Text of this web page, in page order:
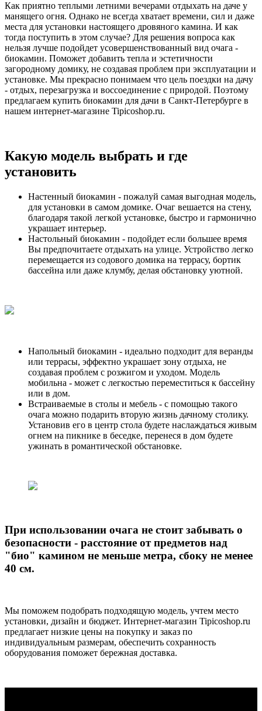
Как приятно теплыми летними вечерами отдыхать на даче у
манящего огня. Однако не всегда хватает времени, сил и даже
места для установки настоящего дровяного камина. И как
тогда поступить в этом случае? Для решения вопроса как
нельзя лучше подойдет усовершенствованный вид очага -
биокамин. Поможет добавить тепла и эстетичности
загородному домику, не создавая проблем при эксплуатации и
установке. Мы прекрасно понимаем что цель поездки на дачу
- отдых, перезагрузка и воссоединение с природой. Поэтому
предлагаем купить биокамин для дачи в Санкт-Петербурге в
нашем интернет-магазине Tipicoshop.ru.
Какую модель выбрать и где
установить
Настенный биокамин - пожалуй самая выгодная модель,
для установки в самом домике. Очаг вешается на стену,
благодаря такой легкой установке, быстро и гармонично
украшает интерьер.
Настольный биокамин - подойдет если большее время
Вы предпочитаете отдыхать на улице. Устройство легко
перемещается из содового домика на террасу, бортик
бассейна или даже клумбу, делая обстановку уютной.
Напольный биокамин - идеально подходит для веранды
или террасы, эффектно украшает зону отдыха, не
создавая проблем с розжигом и уходом. Модель
мобильна - может с легкостью переместиться к бассейну
или в дом.
Встраиваемые в столы и мебель - с помощью такого
очага можно подарить вторую жизнь дачному столику.
Установив его в центр стола будете наслаждаться живым
огнем на пикнике в беседке, перенеся в дом будете
ужинать в романтической обстановке.
При использовании очага не стоит забывать о
безопасности - расстояние от предметов над
"био" камином не меньше метра, сбоку не менее
40 см.
Мы поможем подобрать подходящую модель, учтем место
установки, дизайн и бюджет. Интернет-магазин Tipicoshop.ru
предлагает низкие цены на покупку и заказ по
индивидуальным размерам, обеспечить сохранность
оборудования поможет бережная доставка.